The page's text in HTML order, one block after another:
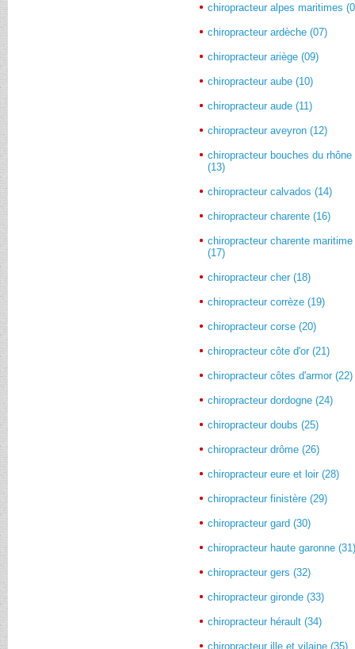
chiropracteur alpes maritimes
chiropracteur ardèche (07)
chiropracteur ariège (09)
chiropracteur aube (10)
chiropracteur aude (11)
chiropracteur aveyron (12)
chiropracteur bouches du rhône
(13)
chiropracteur calvados (14)
chiropracteur charente (16)
chiropracteur charente maritime
(17)
chiropracteur cher (18)
chiropracteur corrèze (19)
chiropracteur corse (20)
chiropracteur côte d'or (21)
chiropracteur côtes d'armor (22)
chiropracteur dordogne (24)
chiropracteur doubs (25)
chiropracteur drôme (26)
chiropracteur eure et loir (28)
chiropracteur finistère (29)
chiropracteur gard (30)
chiropracteur haute garonne
chiropracteur gers (32)
chiropracteur gironde (33)
chiropracteur hérault (34)
chiropracteur ille et vilaine (35)